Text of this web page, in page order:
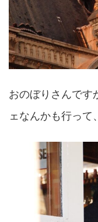
おのぼりさんです
ェなんかも行って